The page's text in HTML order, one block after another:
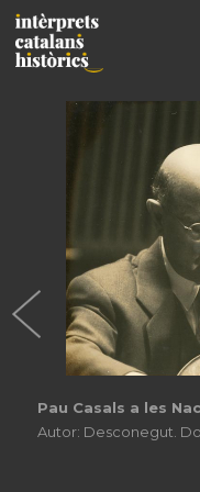
Pau Casals a les
Autor: Desconegut.